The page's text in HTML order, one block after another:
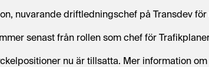
nuvarande driftledningschef på Transdev
senast från rollen som chef för
nu är tillsatta. Mer information